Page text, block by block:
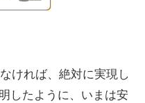
ければ、絶対に実現し
したように、いまは安